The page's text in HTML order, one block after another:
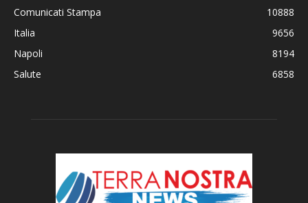
Comunicati Stampa
10888
Italia
9656
Napoli
8194
Salute
6858